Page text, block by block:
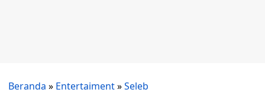
Beranda » Entertaiment»Seleb